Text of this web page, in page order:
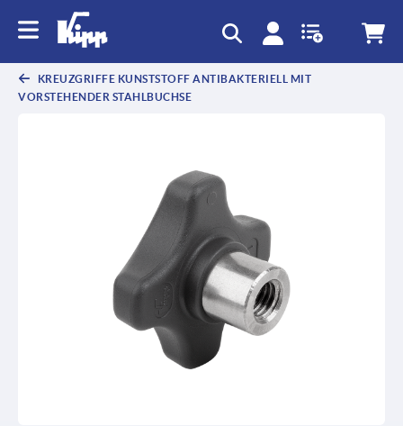
KREUZGRIFFE KUNSTSTOFF ANTIBAKTERIELL MIT
VORSTEHENDER STAHLBUCHSE